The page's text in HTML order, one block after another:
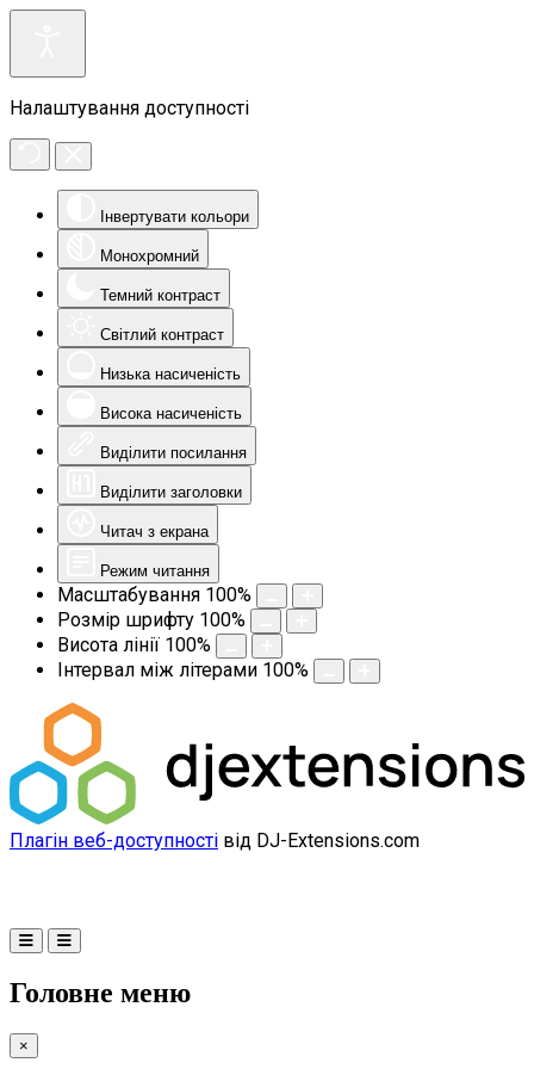
Налаштування доступності
Інвертувати кольори
Монохромний
Темний контраст
Світлий контраст
Низька насиченість
Висока насиченість
Виділити посилання
Виділити заголовки
Читач з екрана
Режим читання
Масштабування 100%
Розмір шрифту 100%
Висота лінії 100%
Інтервал між літерами 100%
Плагін веб-доступності від DJ-Extensions.com
Головне меню
×